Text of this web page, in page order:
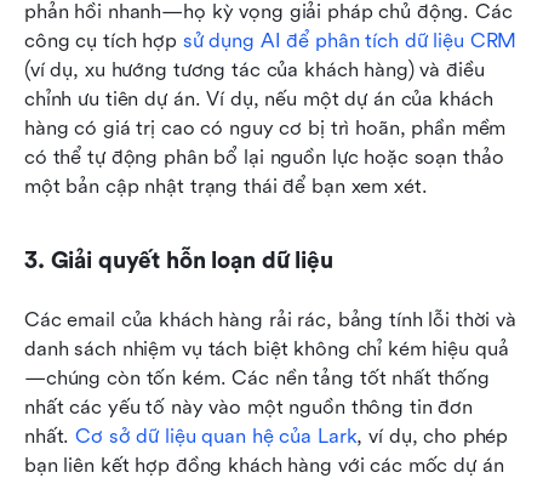
phản hồi nhanh—họ kỳ vọng giải pháp chủ động. Các
công cụ tích hợp sử dụng AI để phân tích dữ liệu CRM
(ví dụ, xu hướng tương tác của khách hàng) và điều
chỉnh ưu tiên dự án. Ví dụ, nếu một dự án của khách
hàng có giá trị cao có nguy cơ bị trì hoãn, phần mềm
có thể tự động phân bổ lại nguồn lực hoặc soạn thảo
một bản cập nhật trạng thái để bạn xem xét.
3. Giải quyết hỗn loạn dữ liệu
Các email của khách hàng rải rác, bảng tính lỗi thời và
danh sách nhiệm vụ tách biệt không chỉ kém hiệu quả
—chúng còn tốn kém. Các nền tảng tốt nhất thống
nhất các yếu tố này vào một nguồn thông tin đơn
nhất. Cơ sở dữ liệu quan hệ của Lark, ví dụ, cho phép
bạn liên kết hợp đồng khách hàng với các mốc dự án